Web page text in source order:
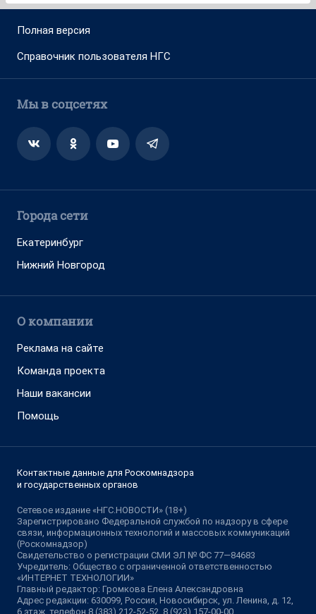
Полная версия
Справочник пользователя НГС
Мы в соцсетях
Города сети
Екатеринбург
Нижний Новгород
О компании
Реклама на сайте
Команда проекта
Наши вакансии
Помощь
Контактные данные для Роскомнадзора
и государственных органов
Сетевое издание «НГС.НОВОСТИ» (18+)
Зарегистрировано Федеральной службой по надзору в сфере
связи, информационных технологий и массовых коммуникаций
(Роскомнадзор)
Свидетельство о регистрации СМИ ЭЛ № ФС 77—84683
Учредитель: Общество с ограниченной ответственностью
«ИНТЕРНЕТ ТЕХНОЛОГИИ»
Главный редактор: Громкова Елена Александровна
Адрес редакции: 630099, Россия, Новосибирск, ул. Ленина, д. 12,
6 этаж, телефон 8 (383) 212-52-52, 8 (923) 157-00-00